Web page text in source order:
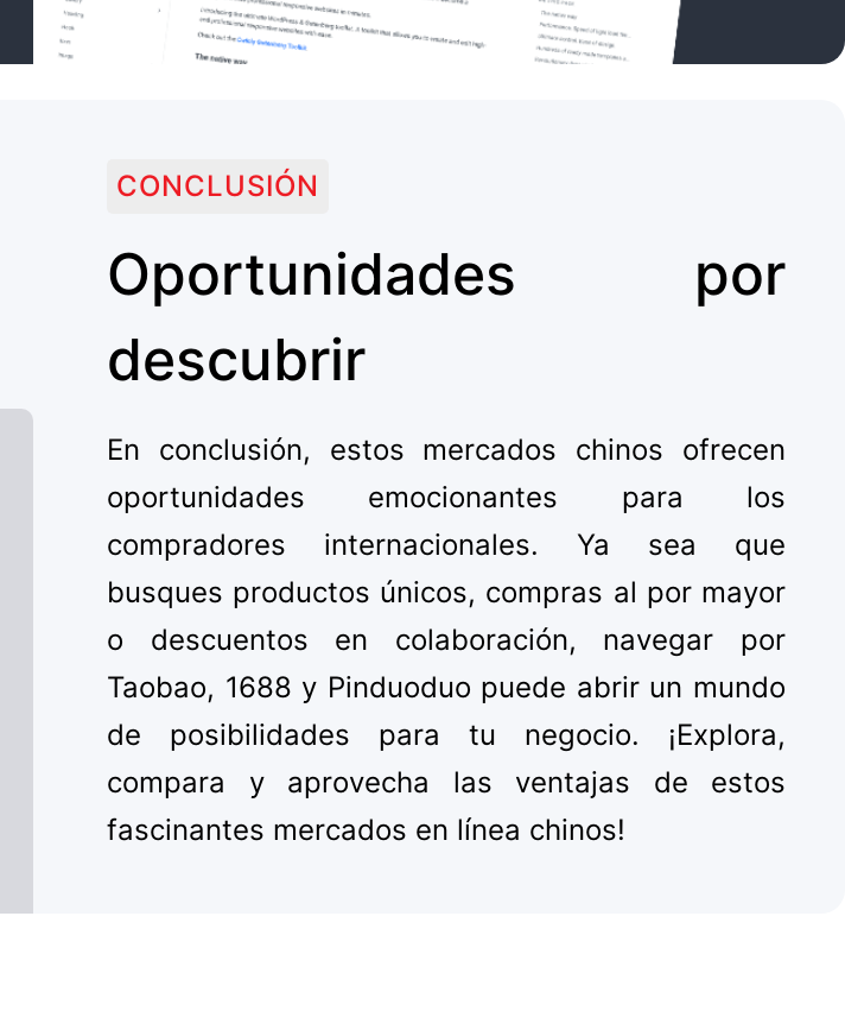
CONCLUSIÓN
Oportunidades por
descubrir
En conclusión, estos mercados chinos ofrecen
oportunidades emocionantes para los
compradores internacionales. Ya sea que
busques productos únicos, compras al por mayor
o descuentos en colaboración, navegar por
Taobao, 1688 y Pinduoduo puede abrir un mundo
de posibilidades para tu negocio. ¡Explora,
compara y aprovecha las ventajas de estos
fascinantes mercados en línea chinos!